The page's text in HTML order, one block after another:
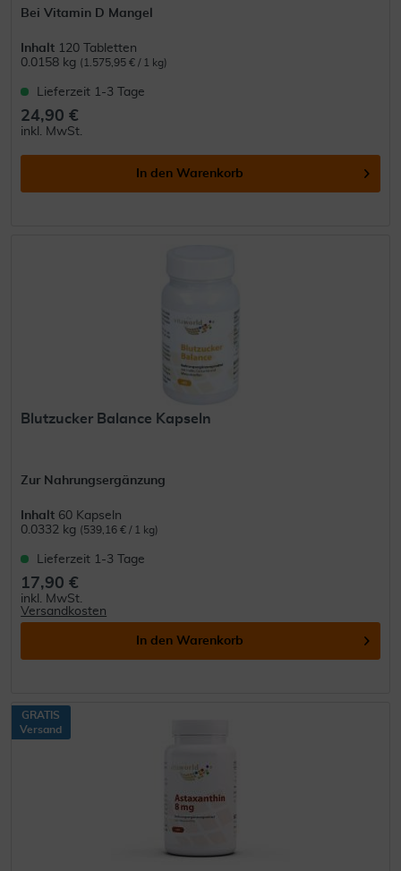
Bei Vitamin D Mangel
Inhalt 120 Tabletten
0.0158 kg (1.575,95 € / 1 kg)
Lieferzeit 1-3 Tage
24,90 €
inkl. MwSt.
In den Warenkorb
Blutzucker Balance Kapseln
Zur Nahrungsergänzung
Inhalt 60 Kapseln
0.0332 kg (539,16 € / 1 kg)
Lieferzeit 1-3 Tage
17,90 €
inkl. MwSt.
Versandkosten
In den Warenkorb
GRATIS
Versand